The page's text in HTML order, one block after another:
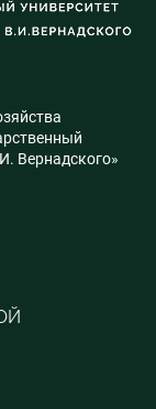
Вернадского»